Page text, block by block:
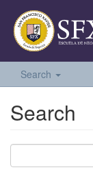
Search
Search